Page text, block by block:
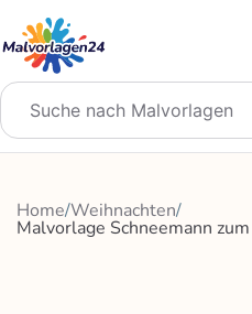
Inhalt
springen
Home/Weihnachten/
Malvorlage Schneemann